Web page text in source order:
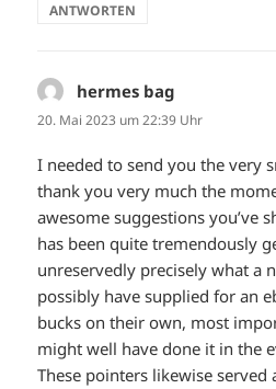
ANTWORTEN
hermes bag
20. Mai 2023 um 22:39 Uhr
I needed to send you the very
thank you very much the
awesome suggestions you’ve
has been quite tremendously
unreservedly precisely what a
possibly have supplied for an
bucks on their own, most
might well have done it in the
These pointers likewise served